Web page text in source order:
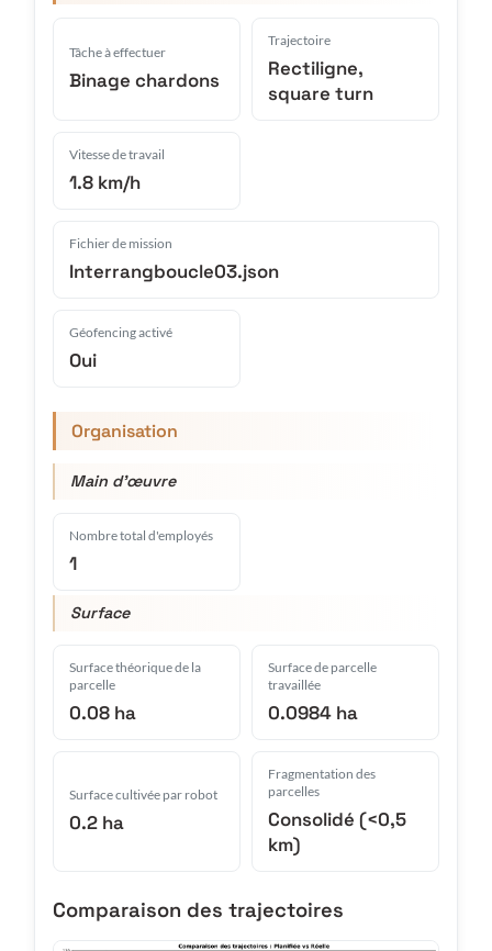
Tâche à effectuer
Binage chardons
Trajectoire
Rectiligne,
square turn
Vitesse de travail
1.8 km/h
Fichier de mission
Interrangboucle03.json
Géofencing activé
Oui
Organisation
Main d'œuvre
Nombre total d'employés
1
Surface
Surface théorique de la
parcelle
0.08 ha
Surface de parcelle
travaillée
0.0984 ha
Surface cultivée par robot
0.2 ha
Fragmentation des
parcelles
Consolidé (<0,5
km)
Comparaison des trajectoires